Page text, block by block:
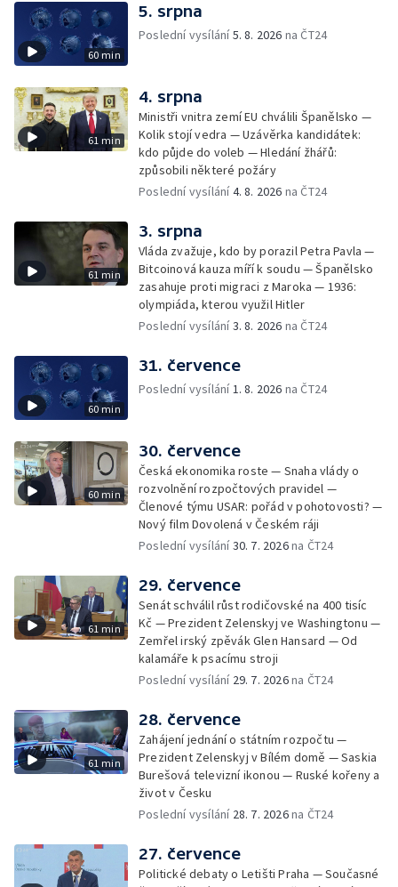
60 min
5. srpna
Poslední vysílání5. 8. 2026 na ČT24
61 min
4. srpna
Ministři vnitra zemí EU chválili Španělsko —
Kolik stojí vedra — Uzávěrka kandidátek:
kdo půjde do voleb — Hledání žhářů:
způsobili některé požáry
Poslední vysílání4. 8. 2026 na ČT24
61 min
3. srpna
Vláda zvažuje, kdo by porazil Petra Pavla —
Bitcoinová kauza míří k soudu — Španělsko
zasahuje proti migraci z Maroka — 1936:
olympiáda, kterou využil Hitler
Poslední vysílání3. 8. 2026 na ČT24
60 min
31. července
Poslední vysílání1. 8. 2026 na ČT24
60 min
30. července
Česká ekonomika roste — Snaha vlády o
rozvolnění rozpočtových pravidel —
Členové týmu USAR: pořád v pohotovosti? —
Nový film Dovolená v Českém ráji
Poslední vysílání30. 7. 2026na ČT24
61 min
29. července
Senát schválil růst rodičovské na 400 tisíc
Kč — Prezident Zelenskyj ve Washingtonu —
Zemřel irský zpěvák Glen Hansard — Od
kalamáře k psacímu stroji
Poslední vysílání 29. 7. 2026na ČT24
61 min
28. července
Zahájení jednání o státním rozpočtu —
Prezident Zelenskyj v Bílém domě — Saskia
Burešová televizní ikonou — Ruské kořeny a
život v Česku
Poslední vysílání 28. 7. 2026na ČT24
27. července
Politické debaty o Letišti Praha — Současné